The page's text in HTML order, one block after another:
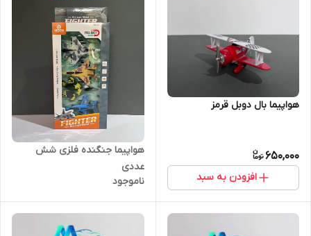
هواپیما بال دوبل قرمز
650,000
افزودن به سبد
هواپیما جنگنده فلزی شش
عددی
ناموجود